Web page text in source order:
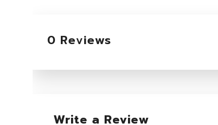
0 Reviews
Write a Review